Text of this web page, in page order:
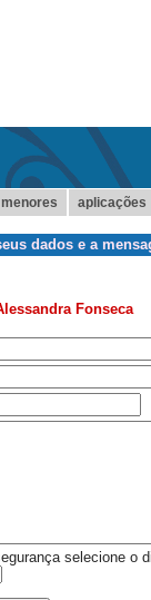
aplicações
dados e a
Fonseca
selecione o